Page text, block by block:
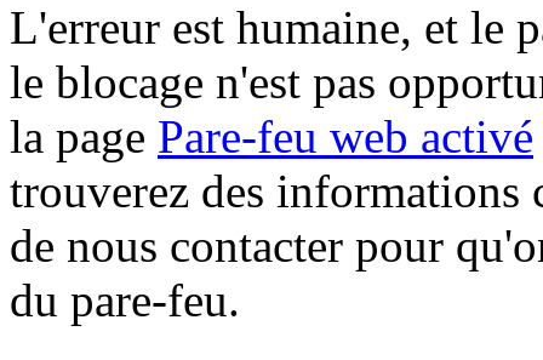
L'erreur est humaine, et le
le blocage n'est pas
la page Pare-feu web activé
trouverez des informations
de nous contacter pour
du pare-feu.